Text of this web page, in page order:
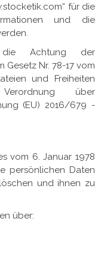
für die
und die
die Achtung der
Gesetz Nr. 78-17 vom
und Freiheiten
über
(EU) 2016/679 -
vom 6. Januar 1978
persönlichen Daten
und ihnen zu
über: